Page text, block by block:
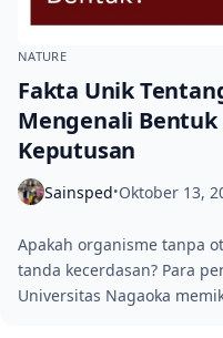
NATURE
Fakta Unik
Mengenali
Keputusan
Sainsped•Oktober 13,
Apakah organisme tanpa
tanda kecerdasan? Para
Universitas Nagaoka